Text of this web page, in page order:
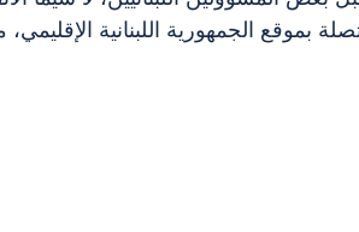
بموقع الجمهورية اللبنانية